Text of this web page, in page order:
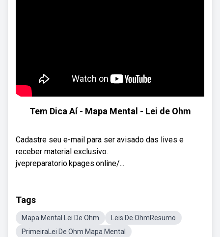
Tem Dica Aí - Mapa Mental - Lei de Ohm
Cadastre seu e-mail para ser avisado das lives e
receber material exclusivo.
jvepreparatorio.kpages.online/...​
Tags
Mapa Mental Lei De Ohm
Leis De OhmResumo
PrimeiraLei De Ohm Mapa Mental